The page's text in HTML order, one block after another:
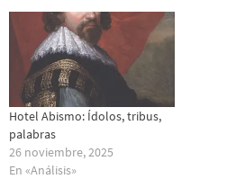
Hotel Abismo: Ídolos, tribus,
palabras
26 noviembre, 2025
En «Análisis»